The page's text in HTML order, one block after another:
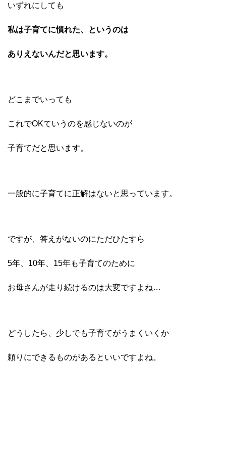
いずれにしても
私は子育てに慣れた、というのは
ありえないんだと思います。
どこまでいっても
これでOKていうのを感じないのが
子育てだと思います。
一般的に子育てに正解はないと 思っています。
ですが、答えがないのにただひたすら
5年、10年、15年も子育てのために
お母さんが走り続けるのは大変ですよね…
どうしたら、少しでも子育てがうまくいくか
頼りにできるものがあるといいですよね。